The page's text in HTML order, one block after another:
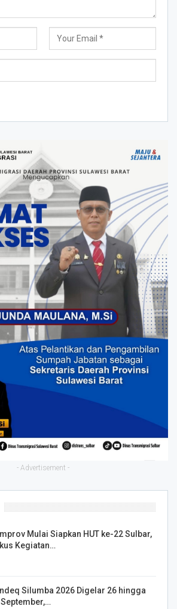
- Advertisement -
Mulai Siapkan HUT ke-22 Sulbar,
Kegiatan…
Silumba 2026 Digelar 26 hingga
September,…